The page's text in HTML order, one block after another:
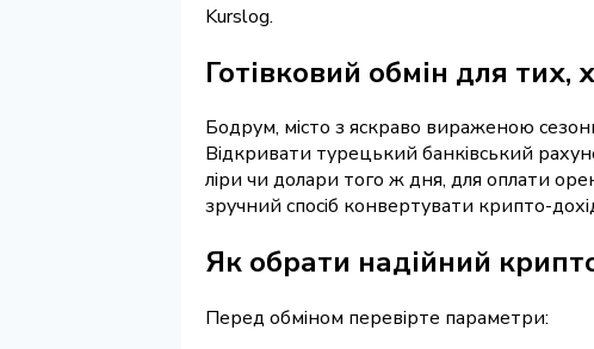
Kurslog.
Готівковий обмін для
Бодрум, місто з яскраво вираженою
Відкривати турецький банківський
ліри чи долари того ж дня, для оплати
зручний спосіб конвертувати крипто-
Як обрати надійний
Перед обміном перевірте параметри: